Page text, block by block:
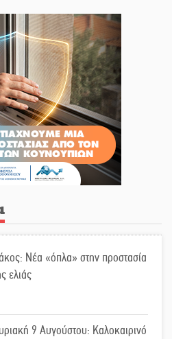
Νέα «όπλα» στην προστασία
ελιάς
9 Αυγούστου: Καλοκαιρινό